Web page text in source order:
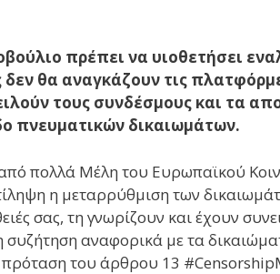
πρέπει να υιοθετήσει
δεν θα αναγκάζουν τις
τους συνδέσμους και τα
πνευματικών δικαιωμάτων.
πολλά Μέλη του Ευρωπαϊκού
η μεταρρύθμιση των
σας, τη γνωρίζουν και έχουν
αναφορικά με τα
πρόταση του άρθρου 13